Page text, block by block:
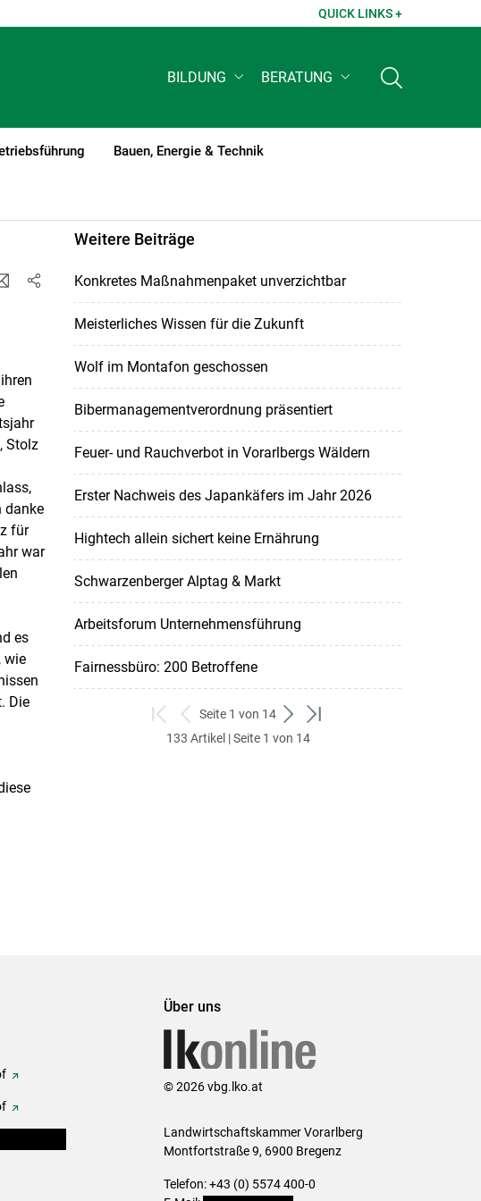
QUICK LINKS +
BILDUNG BERATUNG
Bauen, Energie & Technik
Stolz
danke
für
war
es
wie
Die
Weitere Beiträge
Konkretes Maßnahmenpaket unverzichtbar
Meisterliches Wissen für die Zukunft
Wolf im Montafon geschossen
Bibermanagementverordnung präsentiert
Feuer- und Rauchverbot in Vorarlbergs Wäldern
Erster Nachweis des Japankäfers im Jahr 2026
Hightech allein sichert keine Ernährung
Schwarzenberger Alptag & Markt
Arbeitsforum Unternehmensführung
Fairnessbüro: 200 Betroffene
zum
ersten
zurück
zum
Seite 1 von 14
weiter
zum
zum
133 Artikel | Seite 1 von 14
Über uns
© 2026 vbg.lko.at
Landwirtschaftskammer Vorarlberg
Montfortstraße 9, 6900 Bregenz
Telefon: +43 (0) 5574 400-0